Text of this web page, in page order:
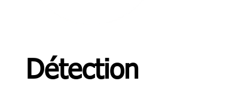
Détection